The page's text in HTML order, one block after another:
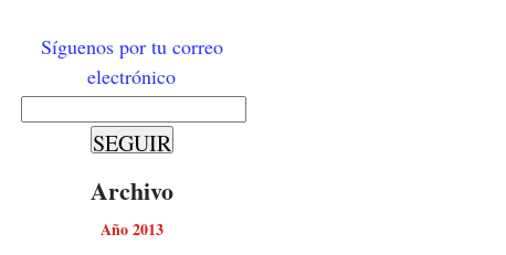
Síguenos por tu correo
electrónico
Archivo
Año 2013